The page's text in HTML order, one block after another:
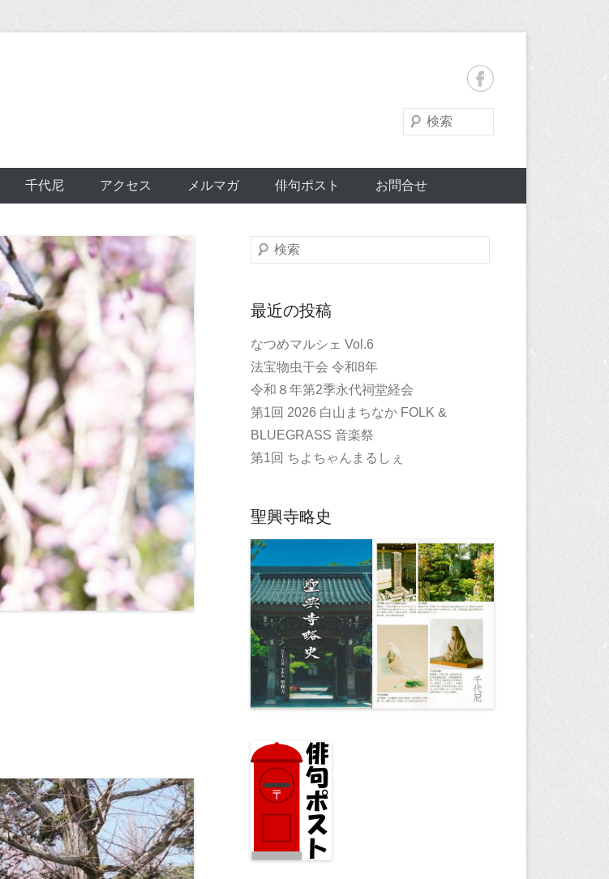
検
索
千代尼 アクセス メルマガ 俳句ポスト お問合せ
検
最近の投稿
なつめマルシェ Vol.6
法宝物虫干会 令和8年
令和８年第2季永代祠堂経会
第1回 2026 白山まちなか FOLK &
BLUEGRASS 音楽祭
第1回 ちよちゃんまるしぇ
聖興寺略史